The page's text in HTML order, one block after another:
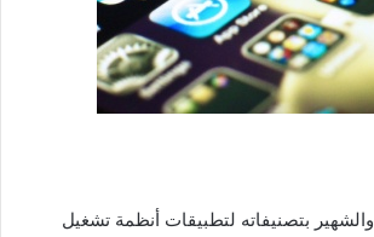
موقع mobilewalla والشهير بتصنيفاته لتطبيقات أنظمة تشغيل